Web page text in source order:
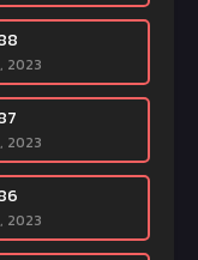
2023
2023
2023